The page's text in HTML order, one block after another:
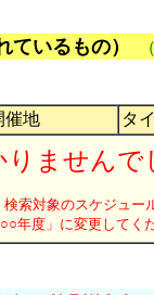
いるもの）
催地 タ
りませんで
索対象のスケジュー
年度」に変更してく